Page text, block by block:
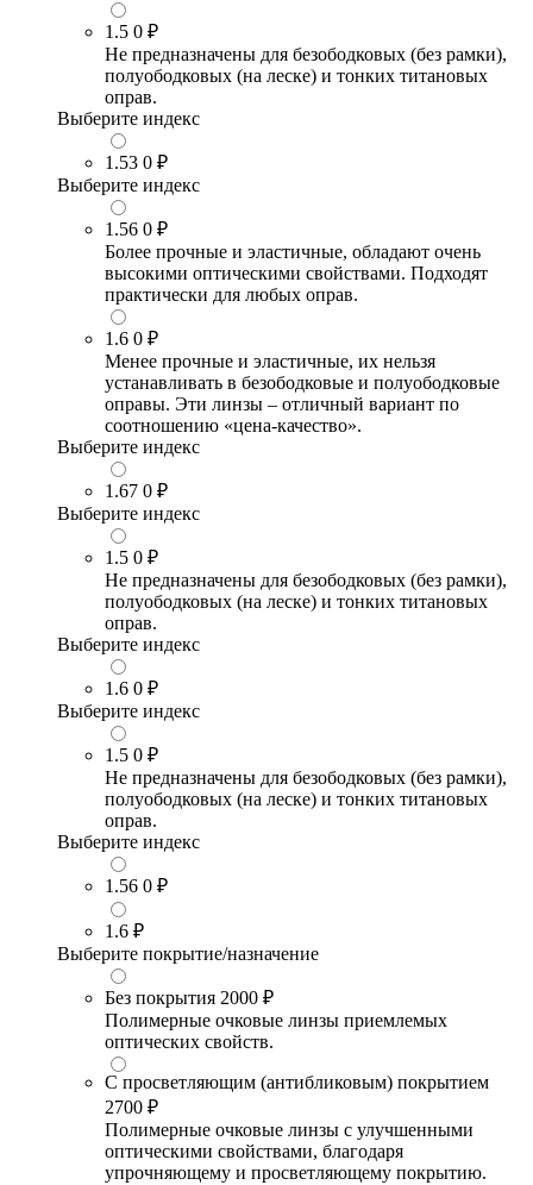
1.5 0 ₽
Не предназначены для безободковых (без рамки),
полуободковых (на леске) и тонких титановых
оправ.
Выберите индекс
1.53 0 ₽
Выберите индекс
1.56 0 ₽
Более прочные и эластичные, обладают очень
высокими оптическими свойствами. Подходят
практически для любых оправ.
1.6 0 ₽
Менее прочные и эластичные, их нельзя
устанавливать в безободковые и полуободковые
оправы. Эти линзы – отличный вариант по
соотношению «цена-качество».
Выберите индекс
1.67 0 ₽
Выберите индекс
1.5 0 ₽
Не предназначены для безободковых (без рамки),
полуободковых (на леске) и тонких титановых
оправ.
Выберите индекс
1.6 0 ₽
Выберите индекс
1.5 0 ₽
Не предназначены для безободковых (без рамки),
полуободковых (на леске) и тонких титановых
оправ.
Выберите индекс
1.56 0 ₽
1.6 ₽
Выберите покрытие/назначение
Без покрытия 2000 ₽
Полимерные очковые линзы приемлемых
оптических свойств.
С просветляющим (антибликовым) покрытием
2700 ₽
Полимерные очковые линзы с улучшенными
оптическими свойствами, благодаря
упрочняющему и просветляющему покрытию.